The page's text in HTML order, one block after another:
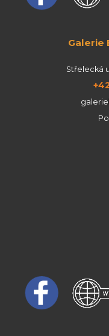
Galerie
Střelecká